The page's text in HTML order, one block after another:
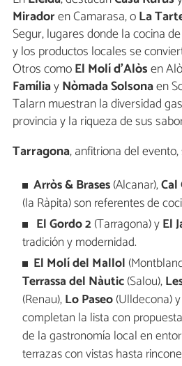
Miradoren Camarasa, oLa
Segur, lugares donde la cocina
y los productos locales se
Otros comoEl Molí d’Alòsen
FamíliayNòmada Solsonaen
Talarn muestran la diversidad
provincia y la riqueza de sus
Tarragona, anfitriona del evento,
Arròs & Brases(Alcanar),Cal
(la Ràpita) son referentes de
El Gordo 2(Tarragona) yEl
tradición y modernidad.
El Molí del Mallol
Terrassa del Nàutic(Salou),
(Renau),Lo Paseo(Ulldecona) y
completan la lista con
de la gastronomía local en
terrazas con vistas hasta